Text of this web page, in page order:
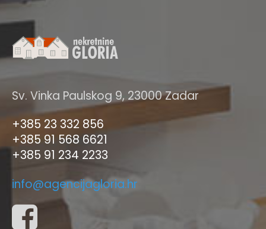
Sv. Vinka Paulskog 9, 23000 Zadar
+385 23 332 856
+385 91 568 6621
+385 91 234 2233
info@agencijagloria.hr